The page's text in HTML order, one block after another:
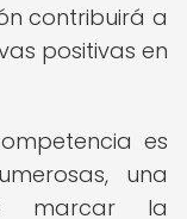
contribuirá a
positivas en
es
una
marcar la